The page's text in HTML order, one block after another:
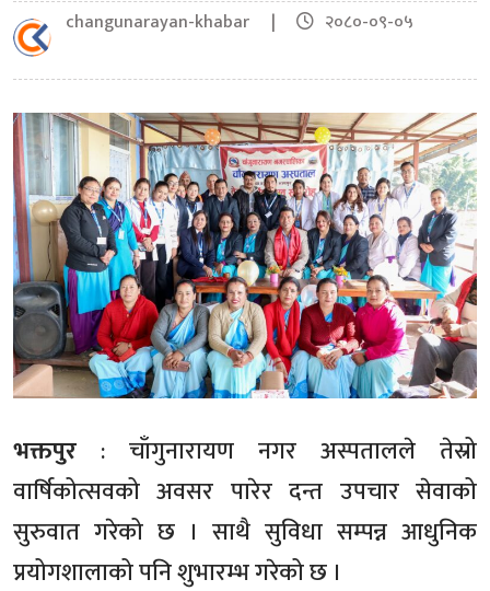
changunarayan-khabar | २०८०-०९-०५
भक्तपुर : चाँगुनारायण नगर अस्पतालले तेस्रो
वार्षिकोत्सवको अवसर पारेर दन्त उपचार सेवाको
सुरुवात गरेको छ । साथै सुविधा सम्पन्न आधुनिक
प्रयोगशालाको पनि शुभारम्भ गरेको छ ।